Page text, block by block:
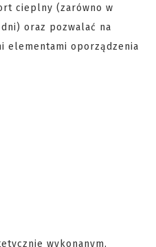
cieplny (zarówno w
oraz pozwalać na
elementami oporządzenia
wykonanym,